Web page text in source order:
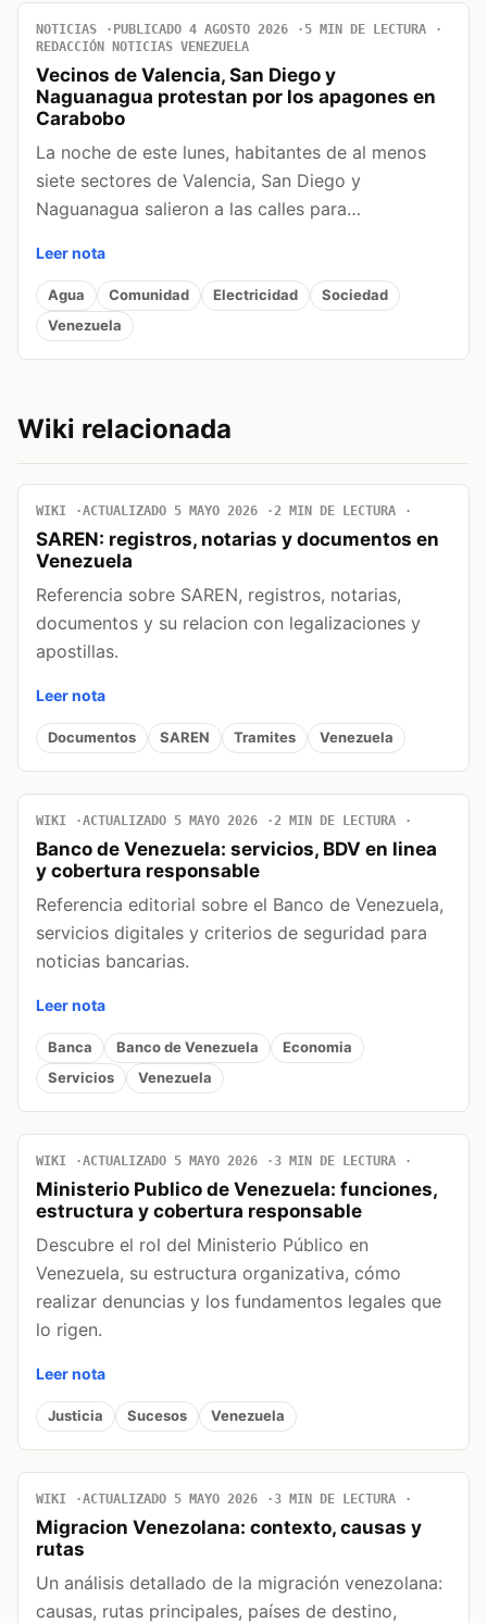
NOTICIAS PUBLICADO 4 AGOSTO 2026
5 MIN DE LECTURA
REDACCIÓN NOTICIAS VENEZUELA
Vecinos de Valencia, San Diego y
Naguanagua protestan por los apagones en
Carabobo
La noche de este lunes, habitantes de al menos
siete sectores de Valencia, San Diego y
Naguanagua salieron a las calles para…
Leer nota
Agua Comunidad Electricidad
Sociedad
Venezuela
Wiki relacionada
WIKI ACTUALIZADO 5 MAYO 2026 2 MIN DE LECTURA
SAREN: registros, notarias y documentos en
Venezuela
Referencia sobre SAREN, registros, notarias,
documentos y su relacion con legalizaciones y
apostillas.
Leer nota
Documentos SAREN Tramites Venezuela
WIKI ACTUALIZADO 5 MAYO 2026 2 MIN DE LECTURA
Banco de Venezuela: servicios, BDV en linea
y cobertura responsable
Referencia editorial sobre el Banco de Venezuela,
servicios digitales y criterios de seguridad para
noticias bancarias.
Leer nota
Banca Banco de Venezuela
Economia
Servicios
Venezuela
WIKI ACTUALIZADO 5 MAYO 2026 3 MIN DE LECTURA
Ministerio Publico de Venezuela: funciones,
estructura y cobertura responsable
Descubre el rol del Ministerio Público en
Venezuela, su estructura organizativa, cómo
realizar denuncias y los fundamentos legales que
lo rigen.
Leer nota
Justicia Sucesos Venezuela
WIKI ACTUALIZADO 5 MAYO 2026 3 MIN DE LECTURA
Migracion Venezolana: contexto, causas y
rutas
Un análisis detallado de la migración venezolana:
causas, rutas principales, países de destino,